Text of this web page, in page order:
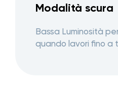
Modalità scura
Bassa Luminosità
quando lavori fino a